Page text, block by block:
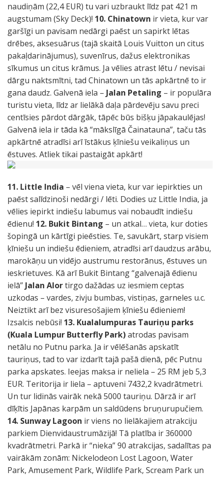
naudiņām (22,4 EUR) tu vari uzbraukt līdz pat 421 m
augstumam (Sky Deck)! 10. Chinatown ir vieta, kur var
garšīgi un pavisam nedārgi paēst un sapirkt lētas
drēbes, aksesuārus (tajā skaitā Louis Vuitton un citus
pakaļdarinājumus), suvenīrus, dažus elektronikas
sīkumus un citus krāmus. Ja vēlies atrast lētu / nevisai
dārgu naktsmītni, tad Chinatown un tās apkārtnē to ir
gana daudz. Galvenā iela – Jalan Petaling – ir populāra
turistu vieta, līdz ar lielākā daļa pārdevēju savu preci
centīsies pārdot dārgāk, tāpēc būs bišķu jāpakaulējas!
Galvenā iela ir tāda kā “mākslīgā Čainatauna”, taču tās
apkārtnē atradīsi arī īstākus ķīniešu veikaliņus un
ēstuves. Atliek tikai pastaigāt apkārt!
11. Little India – vēl viena vieta, kur var iepirkties un
paēst salīdzinoši nedārgi / lēti. Dodies uz Little India, ja
vēlies iepirkt indiešu labumus vai nobaudīt indiešu
ēdienu! 12. Bukit Bintang – un atkal… vieta, kur doties
šopingā un kārtīgi pieēsties. Te, savukārt, starp visiem
ķīniešu un indiešu ēdieniem, atradīsi arī daudzus arābu,
marokāņu un vidējo austrumu restorānus, ēstuves un
ieskrietuves. Kā arī Bukit Bintang “galvenajā ēdienu
ielā” Jalan Alortirgo dažādas uz iesmiem ceptas
uzkodas – vardes, zivju bumbas, vistiņas, garneles u.c.
Neiztikt arī bez visuresošajiem ķīniešu ēdieniem!
Izsalcis nebūsi! 13. Kualalumpuras Tauriņu parks
(Kuala Lumpur Butterfly Park)atrodas pavisam
netālu no Putnu parka. Ja ir vēlēšanās apskatīt
tauriņus, tad to var izdarīt tajā pašā dienā, pēc Putnu
parka apskates. Ieejas maksa ir neliela – 25 RM jeb 5,3
EUR. Teritorija ir liela – aptuveni 7432,2 kvadrātmetri.
Un tur lidinās vairāk nekā 5000 tauriņu. Dārzā ir arī
dīķītis Japānas karpām un saldūdens bruņurupučiem.
14. Sunway Lagoon ir viens no lielākajiem atrakciju
parkiem Dienvidaustrumāzijā! Tā platība ir 360000
kvadrātmetri. Parkā ir “nieka” 90 atrakcijas, sadalītas pa
vairākām zonām: Nickelodeon Lost Lagoon, Water
Park, Amusement Park, Wildlife Park, Scream Park un